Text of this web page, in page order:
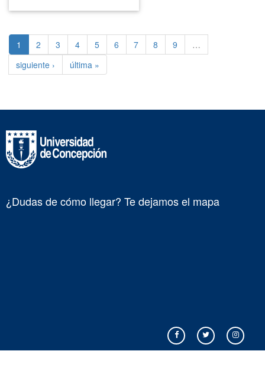
1 2 3 4 5 6 7 8 9
…
siguiente ›
última »
¿Dudas de cómo llegar? Te dejamos el mapa